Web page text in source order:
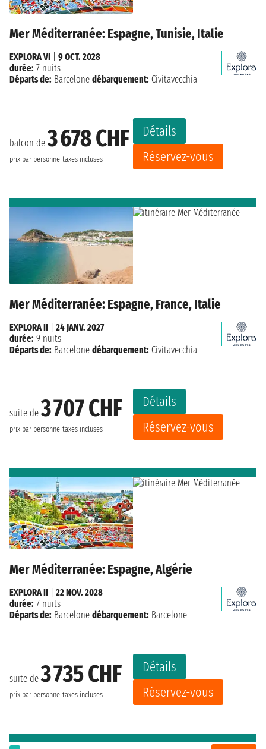
Mer Méditerranée: Espagne, Tunisie, Italie
balcon de3 678 CHF
prix par personne taxes incluses
Détails
Réservez-vous
EXPLORA VI
9 OCT. 2028
durée: 7 nuits
Départs de: Barcelone débarquement: Civitavecchia
Mer Méditerranée: Espagne, France, Italie
suite de3 707 CHF
prix par personne taxes incluses
Détails
Réservez-vous
EXPLORA II
24 JANV. 2027
durée: 9 nuits
Départs de: Barcelone débarquement: Civitavecchia
Mer Méditerranée: Espagne, Algérie
suite de3 735 CHF
prix par personne taxes incluses
Détails
Réservez-vous
EXPLORA II
22 NOV. 2028
durée: 7 nuits
Départs de: Barcelone débarquement: Barcelone